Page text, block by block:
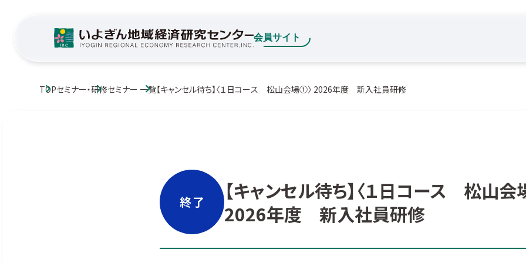
TOPセミナー・研修セミナー 一覧【キャンセル待ち】〈１日コース 松山会場①〉 2026年度 新入社員研修
終了
【キャンセル待ち】〈１日コース 松山会
2026年度 新入社員研修